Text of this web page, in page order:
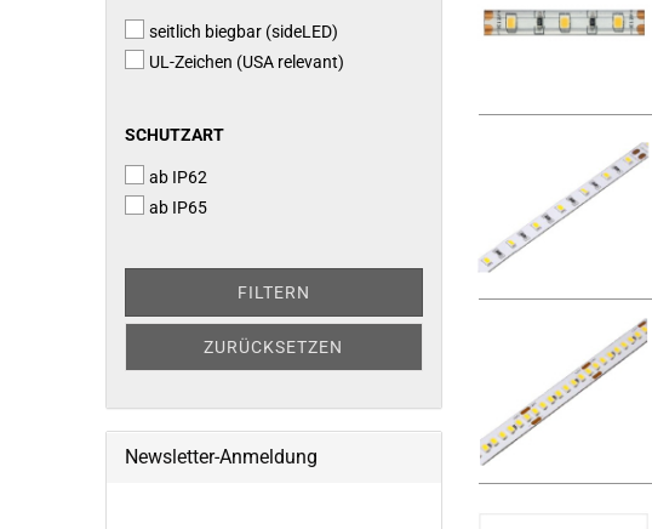
seitlich biegbar (sideLED)
UL-Zeichen (USA relevant)
SCHUTZART
SCHUTZART
ab IP62
ab IP65
FILTERN
ZURÜCKSETZEN
Newsletter-Anmeldung